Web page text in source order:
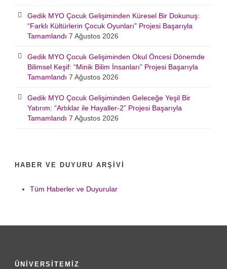
Gedik MYO Çocuk Gelişiminden Küresel Bir Dokunuş:
“Farklı Kültürlerin Çocuk Oyunları” Projesi Başarıyla
Tamamlandı 7 Ağustos 2026
Gedik MYO Çocuk Gelişiminden Okul Öncesi Dönemde
Bilimsel Keşif: “Minik Bilim İnsanları” Projesi Başarıyla
Tamamlandı 7 Ağustos 2026
Gedik MYO Çocuk Gelişiminden Geleceğe Yeşil Bir
Yatırım: “Artıklar ile Hayaller-2” Projesi Başarıyla
Tamamlandı 7 Ağustos 2026
HABER VE DUYURU ARŞIVI
Tüm Haberler ve Duyurular
ÜNİVERSİTEMİZ